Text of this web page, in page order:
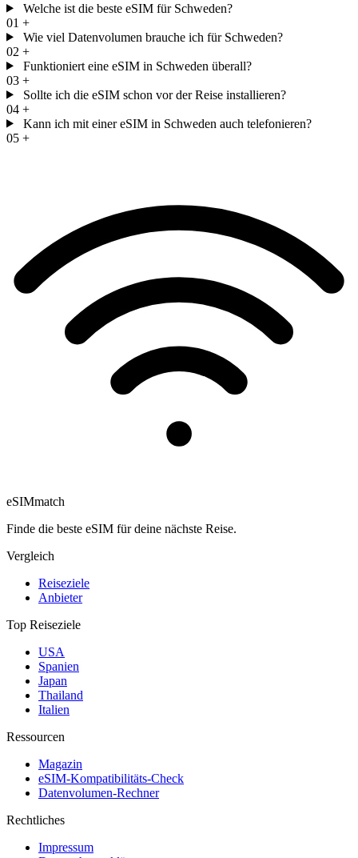
Welche ist die beste eSIM für Schweden?
01 +
Wie viel Datenvolumen brauche ich für Schweden?
02 +
Funktioniert eine eSIM in Schweden überall?
03 +
Sollte ich die eSIM schon vor der Reise installieren?
04 +
Kann ich mit einer eSIM in Schweden auch telefonieren?
05 +
eSIMmatch
Finde die beste eSIM für deine nächste Reise.
Vergleich
Reiseziele
Anbieter
Top Reiseziele
USA
Spanien
Japan
Thailand
Italien
Ressourcen
Magazin
eSIM-Kompatibilitäts-Check
Datenvolumen-Rechner
Rechtliches
Impressum